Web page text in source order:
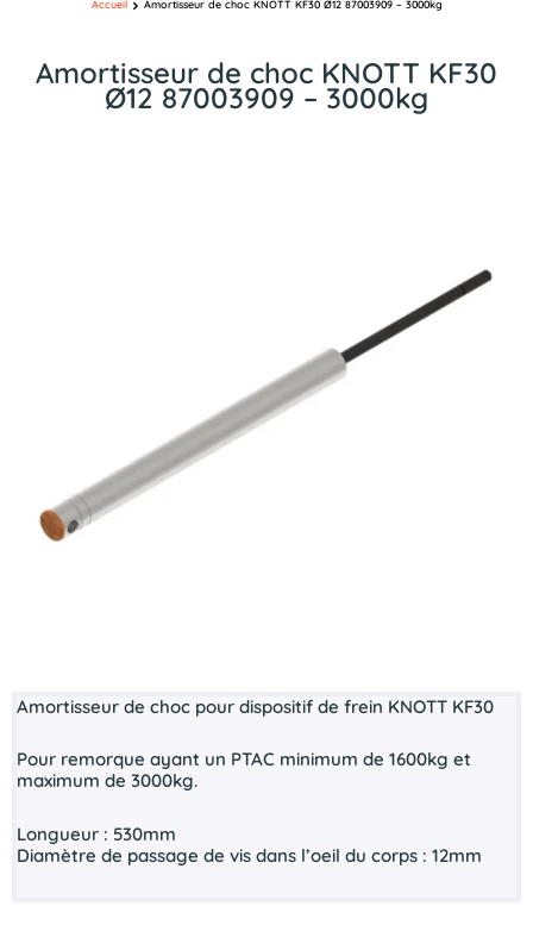
Amortisseur de choc KNOTT KF30
Ø12 87003909 – 3000kg
Accueil Amortisseur de choc KNOTT KF30 Ø12 87003909 – 3000kg
Amortisseur de choc pour dispositif de frein KNOTT KF30
Pour remorque ayant un PTAC minimum de 1600kg et
maximum de 3000kg.
Longueur : 530mm
Diamètre de passage de vis dans l’oeil du corps : 12mm